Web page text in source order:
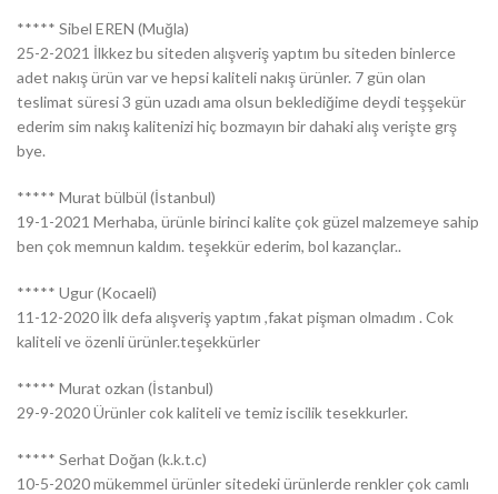
***** Sibel EREN (Muğla)
25-2-2021 İlkkez bu siteden alışveriş yaptım bu siteden binlerce
adet nakış ürün var ve hepsi kaliteli nakış ürünler. 7 gün olan
teslimat süresi 3 gün uzadı ama olsun beklediğime deydi teşşekür
ederim sim nakış kalitenizi hiç bozmayın bir dahaki alış verişte grş
bye.
***** Murat bülbül (İstanbul)
19-1-2021 Merhaba, ürünle birinci kalite çok güzel malzemeye sahip
ben çok memnun kaldım. teşekkür ederim, bol kazançlar..
***** Ugur (Kocaeli)
11-12-2020 İlk defa alışveriş yaptım ,fakat pişman olmadım . Cok
kaliteli ve özenli ürünler.teşekkürler
***** Murat ozkan (İstanbul)
29-9-2020 Ürünler cok kaliteli ve temiz iscilik tesekkurler.
***** Serhat Doğan (k.k.t.c)
10-5-2020 mükemmel ürünler sitedeki ürünlerde renkler çok camlı